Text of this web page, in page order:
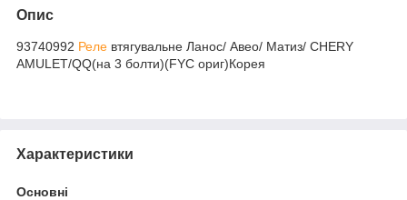
Опис
93740992 Реле втягувальне Ланос/ Авео/ Матиз/ CHERY
AMULET/QQ(на 3 болти)(FYC ориг)Корея
Характеристики
Основні